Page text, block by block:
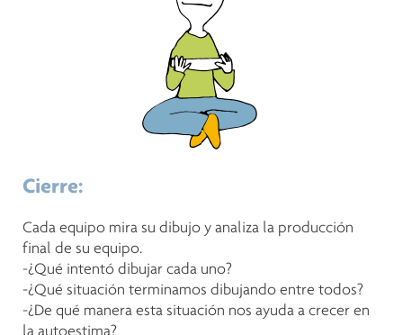
Cierre:
Cada equipo mira su dibujo y analiza la producción
final de su equipo.
-¿Qué intentó dibujar cada uno?
-¿Qué situación terminamos dibujando entre todos?
-¿De qué manera esta situación nos ayuda a crecer en
la autoestima?